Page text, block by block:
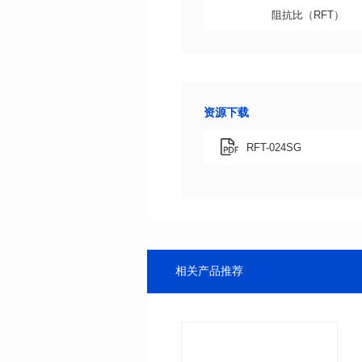
阻抗比（RFT）
资源下载
RFT-024SG
相关产品推荐